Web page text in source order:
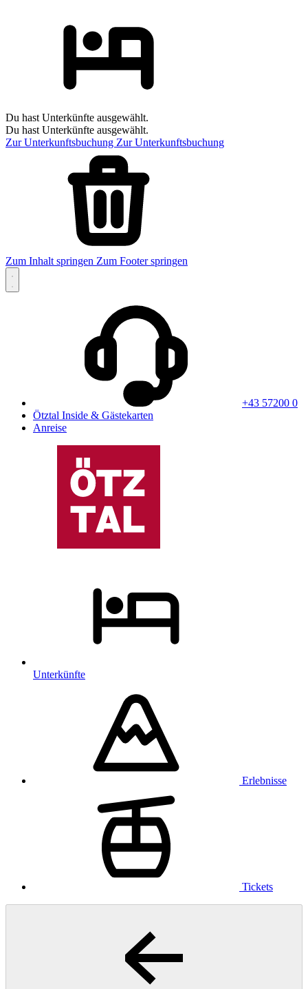
Du hast Unterkünfte ausgewählt.
Du hast Unterkünfte ausgewählt.
Zur Unterkunftsbuchung Zur Unterkunftsbuchung
Zum Inhalt springen Zum Footer springen
+43 57200 0
Ötztal Inside & Gästekarten
Anreise
Unterkünfte
Erlebnisse
Tickets